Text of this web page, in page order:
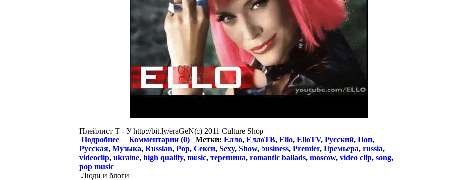
Плейлист Т - У http://bit.ly/eraGeN(c) 2011 Culture Shop
Подробнее
Комментарии (0) Метки: Елло, ЕллоТВ, Ello, ElloTV, Русский, Поп,
Русская, Музыка, Russian, Pop, Секси, Sexy, Show, business, Premier, Премьера, russia,
videoclip, ukraine, high quality, music, терешина, romantic ballads, moscow, video clip, song,
pop music
Люди и блоги